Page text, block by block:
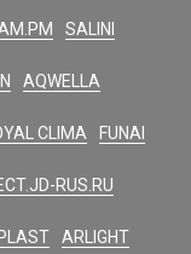
SALINI
AQWELLA
CLIMA FUNAI
RUS.RU
ARLIGHT